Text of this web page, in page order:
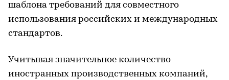
шаблона требований для совместного
использования российских и международных
стандартов.
Учитывая значительное количество
иностранных производственных компаний,